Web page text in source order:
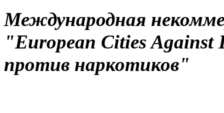
Международная
"European Cities Against
против наркотиков"